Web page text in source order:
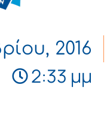
2016
2:33 μμ